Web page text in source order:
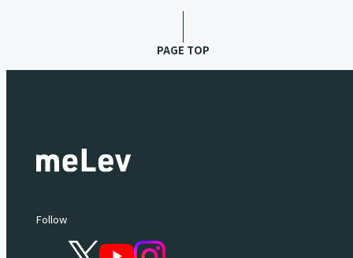
PAGE TOP
Follow